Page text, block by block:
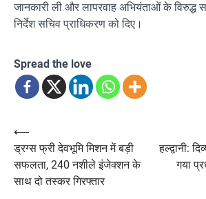
जानकारी ली और लापरवाह अभियंताओं के विरुद्ध
निर्देश सचिव प्राधिकरण को दिए।
Spread the love
Post
navigation
⟵
ड्रग्स फ्री देवभूमि मिशन में बड़ी
सफलता, 240 नशीले इंजेक्शन के
साथ दो तस्कर गिरफ्तार
हल्द्वानी:
गया